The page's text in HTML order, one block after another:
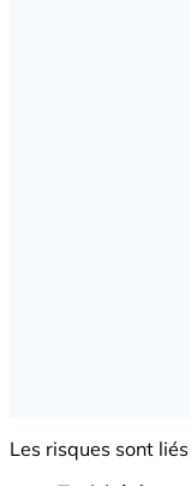
Les risques sont